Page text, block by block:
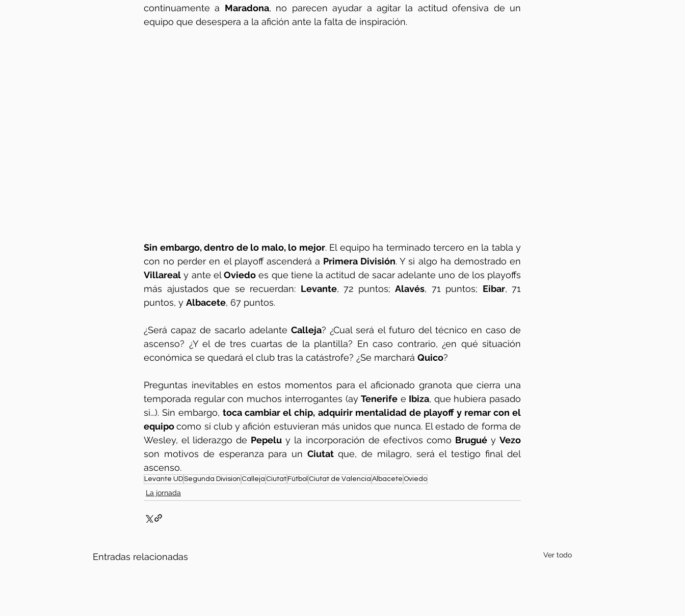
continuamente a Maradona, no parecen ayudar a agitar la actitud ofensiva de un
equipo que desespera a la afición ante la falta de inspiración.
Sin embargo, dentro de lo malo, lo mejor. El equipo ha terminado tercero en la tabla y
con no perder en el playoff ascenderá a Primera División
Villareal y ante el Oviedo es que tiene la actitud de sacar adelante uno de los playoffs
más ajustados que se recuerdan: Levante, 72 puntos; Alavés, 71 puntos; Eibar, 71
puntos, y Albacete, 67 puntos.
¿Será capaz de sacarlo adelante Calleja? ¿Cual será el futuro del técnico en caso de
ascenso? ¿Y el de tres cuartas de la plantilla? En caso contrario, ¿en qué situación
económica se quedará el club tras la catástrofe? ¿Se marchará Quico?
Preguntas inevitables en estos momentos para el aficionado granota que cierra una
temporada regular con muchos interrogantes (ay Tenerife e Ibiza, que hubiera pasado
si...). Sin embargo, toca cambiar el chip, adquirir mentalidad de playoff y remar con el
equipo como si club y afición estuvieran más unidos que nunca. El estado de forma de
Wesley, el liderazgo de Pepelu y la incorporación de efectivos como Brugué y Vezo
son motivos de esperanza para un Ciutat que, de milagro, será el testigo final del
ascenso.
Levante UDSegunda Division Calleja Ciutat Fútbol Ciutat de Valencia Albacete Oviedo
La jornada
Entradas relacionadas Ver todo